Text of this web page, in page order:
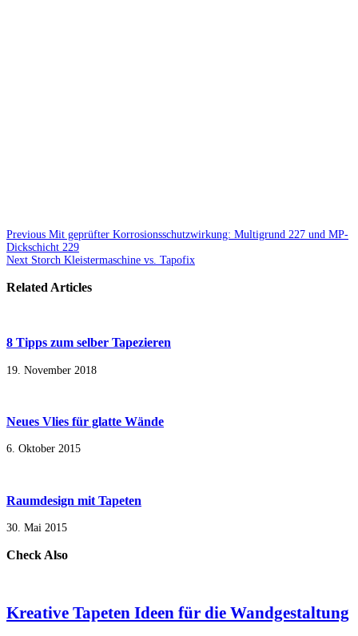
Previous Mit geprüfter Korrosionsschutzwirkung: Multigrund 227 und MP-
Dickschicht 229
Next Storch Kleistermaschine vs. Tapofix
Related Articles
8 Tipps zum selber Tapezieren
19. November 2018
Neues Vlies für glatte Wände
6. Oktober 2015
Raumdesign mit Tapeten
30. Mai 2015
Check Also
Kreative Tapeten Ideen für die Wandgestaltung